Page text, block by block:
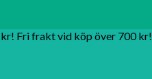
Fri frakt vid köp över 700 kr!